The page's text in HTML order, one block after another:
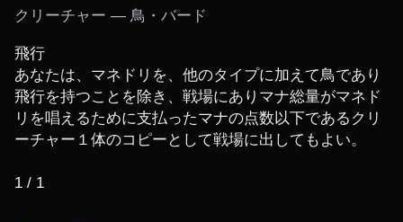
クリーチャー — 鳥・バード
飛行
あなたは、マネドリを、他のタイプに加えて鳥であり
飛行を持つことを除き、戦場にありマナ総量がマネド
リを唱えるために支払ったマナの点数以下であるクリ
ーチャー１体のコピーとして戦場に出してもよい。
1 / 1